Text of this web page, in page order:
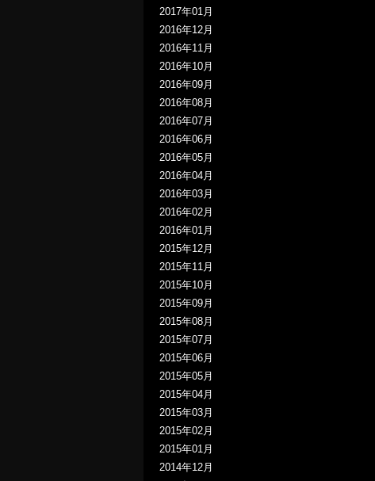
2017年01月
2016年12月
2016年11月
2016年10月
2016年09月
2016年08月
2016年07月
2016年06月
2016年05月
2016年04月
2016年03月
2016年02月
2016年01月
2015年12月
2015年11月
2015年10月
2015年09月
2015年08月
2015年07月
2015年06月
2015年05月
2015年04月
2015年03月
2015年02月
2015年01月
2014年12月